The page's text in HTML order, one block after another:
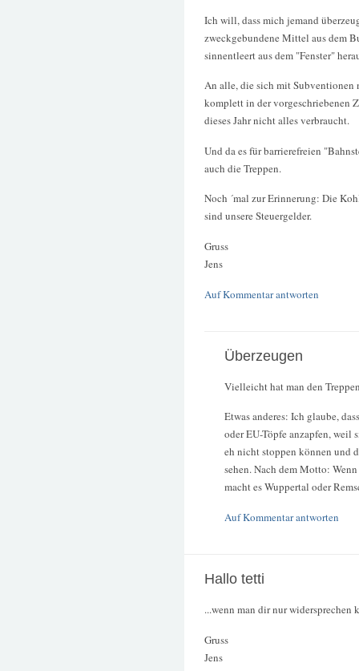
Ich will, dass mich jemand
zweckgebundene Mittel aus dem
sinnentleert aus dem "Fenster"
An alle, die sich mit Subventionen
komplett in der vorgeschriebenen
dieses Jahr nicht alles verbraucht.
Und da es für barrierefreien
auch die Treppen.
Noch ´mal zur Erinnerung: Die
sind unsere Steuergelder.
Gruss
Jens
Auf Kommentar antworten
Überzeugen
Vielleicht hat man den
Etwas anderes: Ich glaube,
oder EU-Töpfe anzapfen, weil
eh nicht stoppen können und
sehen. Nach dem Motto:
macht es Wuppertal oder
Auf Kommentar antworten
Hallo tetti
...wenn man dir nur widersprechen
Gruss
Jens